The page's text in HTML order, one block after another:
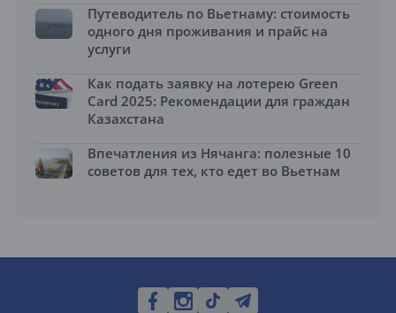
Путеводитель по Вьетнаму: стоимость
одного дня проживания и прайс на
услуги
Как подать заявку на лотерею Green
Card 2025: Рекомендации для граждан
Казахстана
Впечатления из Нячанга: полезные 10
советов для тех, кто едет во Вьетнам